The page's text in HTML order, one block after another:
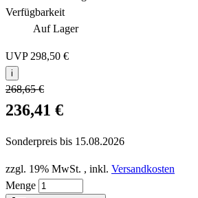
Verfügbarkeit
Auf Lager
UVP 298,50 €
i
268,65 €
236,41 €
Sonderpreis bis 15.08.2026
zzgl. 19% MwSt. , inkl. Versandkosten
Menge